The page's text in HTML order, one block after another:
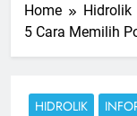
Home
Hidrolik
5 Cara Memilih
HIDROLIK